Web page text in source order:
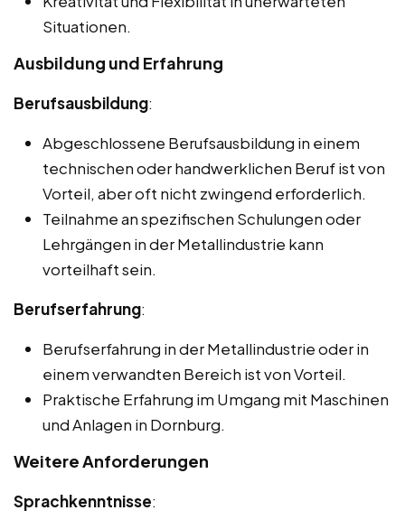
Situationen.
Ausbildung und Erfahrung
Berufsausbildung:
Abgeschlossene Berufsausbildung in einem
technischen oder handwerklichen Beruf ist von
Vorteil, aber oft nicht zwingend erforderlich.
Teilnahme an spezifischen Schulungen oder
Lehrgängen in der Metallindustrie kann
vorteilhaft sein.
Berufserfahrung:
Berufserfahrung in der Metallindustrie oder in
einem verwandten Bereich ist von Vorteil.
Praktische Erfahrung im Umgang mit Maschinen
und Anlagen in Dornburg.
Weitere Anforderungen
Sprachkenntnisse: